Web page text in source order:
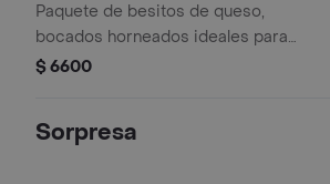
Paquete de besitos de queso,
bocados horneados ideales para
compartir.
$ 6600
Sorpresa